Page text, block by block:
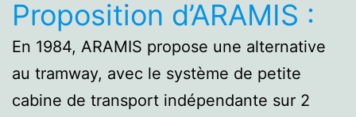
Proposition d’ARAMIS :
En 1984, ARAMIS propose une alternative
au tramway, avec le système de petite
cabine de transport indépendante sur 2